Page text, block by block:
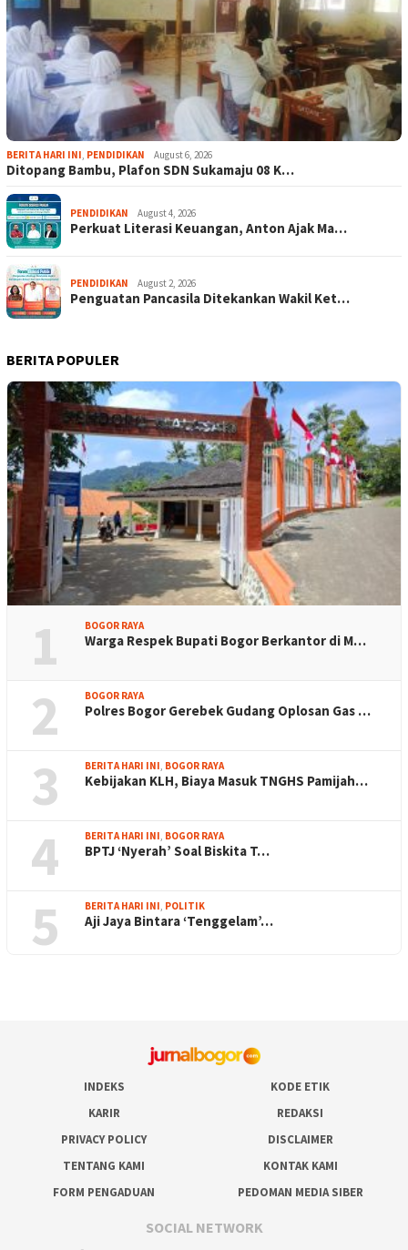
BERITA HARI INI, PENDIDIKAN August 6, 2026
Ditopang Bambu, Plafon SDN Sukamaju 08 K…
PENDIDIKAN August 4, 2026
Perkuat Literasi Keuangan, Anton Ajak Ma…
PENDIDIKAN August 2, 2026
Penguatan Pancasila Ditekankan Wakil Ket…
BERITA POPULER
1 BOGOR RAYA
Warga Respek Bupati Bogor Berkantor di M…
2 BOGOR RAYA
Polres Bogor Gerebek Gudang Oplosan Gas …
3 BERITA HARI INI BOGOR RAYA
Kebijakan KLH, Biaya Masuk TNGHS Pamijah…
4 BERITA HARI INI BOGOR RAYA
BPTJ ‘Nyerah’ Soal Biskita T…
5 BERITA HARI INI POLITIK
Aji Jaya Bintara ‘Tenggelam’…
INDEKS
KODE ETIK
KARIR
REDAKSI
PRIVACY POLICY
DISCLAIMER
TENTANG KAMI
KONTAK KAMI
FORM PENGADUAN
PEDOMAN MEDIA SIBER
SOCIAL NETWORK